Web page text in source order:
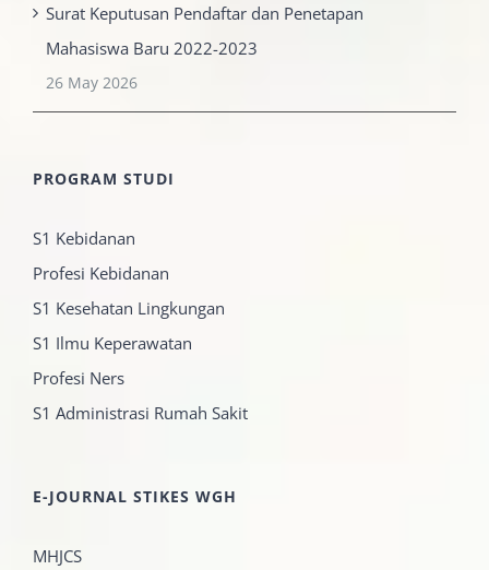
Surat Keputusan Pendaftar dan Penetapan
Mahasiswa Baru 2022-2023
26 May 2026
PROGRAM STUDI
S1 Kebidanan
Profesi Kebidanan
S1 Kesehatan Lingkungan
S1 Ilmu Keperawatan
Profesi Ners
S1 Administrasi Rumah Sakit
E-JOURNAL STIKES WGH
MHJCS